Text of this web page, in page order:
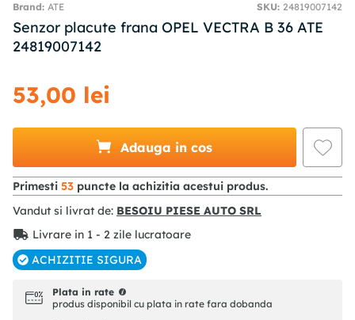
ATE SKU: 24819007142
Senzor placute frana OPEL VECTRA B 36 ATE
24819007142
53,00 lei
Adauga in cos
Primesti 53 puncte la achizitia acestui produs.
Vandut si livrat de: BESOIU PIESE AUTO SRL
Livrare in 1 - 2 zile lucratoare
ACHIZITIE SIGURA
Plata in rate
produs disponibil cu plata in rate fara dobanda